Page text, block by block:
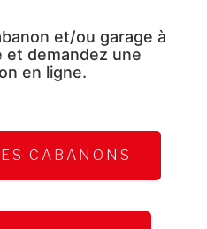
et/ou garage à
et demandez une
en ligne.
CABANONS